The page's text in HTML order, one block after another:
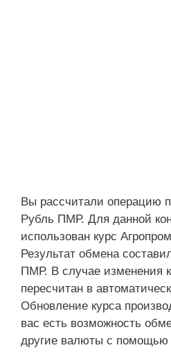
Вы рассчитали операцию
Рубль ПМР. Для данной
использован курс
Результат обмена
ПМР. В случае изменения
пересчитан в
Обновление курса
вас есть возможность
другие валюты с